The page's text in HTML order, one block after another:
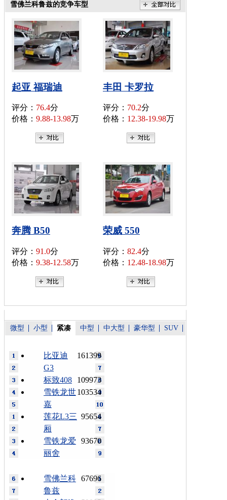
雪佛兰科鲁兹的竞争车型
起亚 福瑞迪
评分： 76.4分
价格： 9.88-13.98万
丰田 卡罗拉
评分： 70.2分
价格： 12.38-19.98万
奔腾 B50
评分： 91.0分
价格： 9.38-12.58万
荣威 550
评分： 82.4分
价格： 12.48-18.98万
微型 小型 紧凑 中型 中大型 豪华型 SUV
161399
比亚迪
G3
109973
标致408
103534
雪铁龙世
嘉
95654
莲花L3三
厢
93670
雪铁龙爱
丽舍
67696
雪佛兰科
鲁兹